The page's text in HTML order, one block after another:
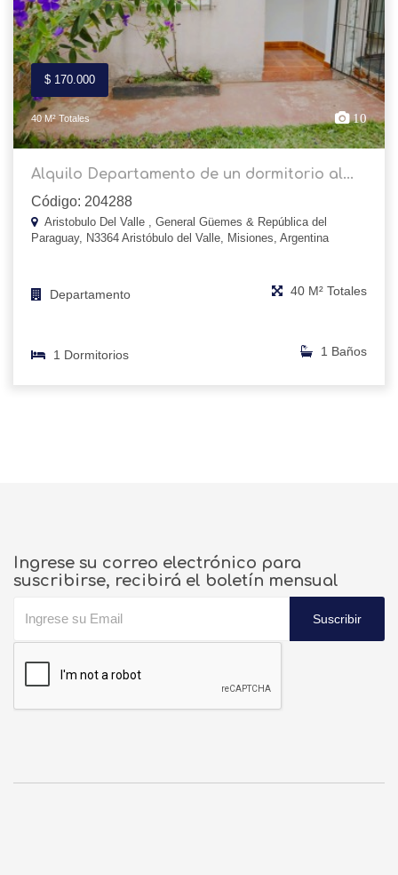
$ 170.000
40 M² Totales 10
Alquilo Departamento de un dormitorio al...
Código: 204288
Aristobulo Del Valle , General Güemes & República del
Paraguay, N3364 Aristóbulo del Valle, Misiones, Argentina
Departamento 40 M² Totales
1 Dormitorios 1 Baños
Ingrese su correo electrónico para
suscribirse, recibirá el boletín mensual
Suscribir